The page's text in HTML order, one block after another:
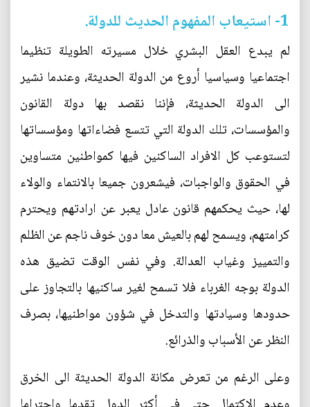
1- استيعاب المفهوم الحديث للدولة.
لم يبدع العقل البشري خلال مسيرته الطويلة تنظيما
اجتماعيا وسياسيا أروع من الدولة الحديثة، وعندما نشير
الى الدولة الحديثة، فإننا نقصد بها دولة القانون
والمؤسسات، تلك الدولة التي تتسع فضاءاتها ومؤسساتها
لتستوعب كل الافراد الساكنين فيها كمواطنين متساوين
في الحقوق والواجبات، فيشعرون جميعا بالانتماء والولاء
لها، حيث يحكمهم قانون عادل يعبر عن ارادتهم ويحترم
كرامتهم، ويسمح لهم بالعيش معا دون خوف ناجم عن الظلم
والتمييز وغياب العدالة. وفي نفس الوقت تضيق هذه
الدولة بوجه الغرباء فلا تسمح لغير ساكنيها بالتجاوز على
حدودها وسيادتها والتدخل في شؤون مواطنيها، بصرف
النظر عن الأسباب والذرائع.
وعلى الرغم من تعرض مكانة الدولة الحديثة الى الخرق